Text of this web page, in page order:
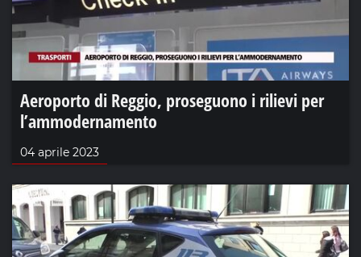
Aeroporto di Reggio, proseguono i rilievi per
l’ammodernamento
04 aprile 2023